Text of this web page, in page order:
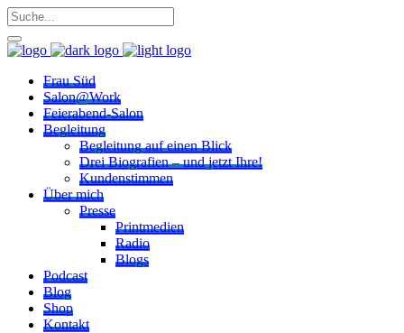
Frau Süd
Salon@Work
Feierabend-Salon
Begleitung
Begleitung auf einen Blick
Drei Biografien – und jetzt Ihre!
Kundenstimmen
Über mich
Presse
Printmedien
Radio
Blogs
Podcast
Blog
Shop
Kontakt